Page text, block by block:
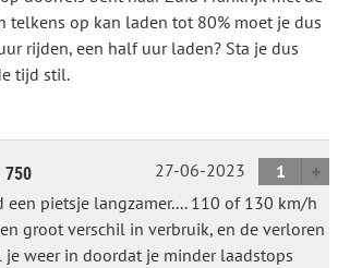
telkens op kan laden tot 80% moet je dus
rijden, een half uur laden? Sta je dus
tijd stil.
750 27-06-2023
1
een pietsje langzamer.... 110 of 130 km/h
groot verschil in verbruik, en de verloren
weer in doordat je minder laadstops